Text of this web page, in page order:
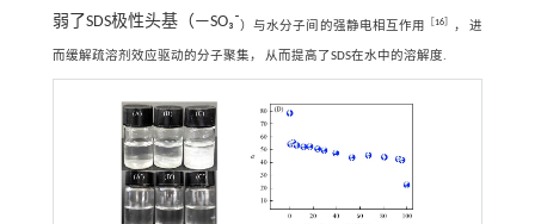
弱了SDS极性头基（—SO₃⁻）与水分子间的强静电相互作用 16 ， 进
而缓解疏溶剂效应驱动的分子聚集， 从而提高了SDS在水中的溶解度.